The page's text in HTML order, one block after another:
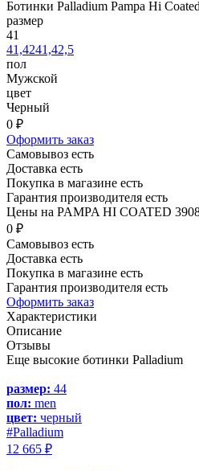
Ботинки Palladium Pampa Hi
размер
41
41,4241,42,5
пол
Мужской
цвет
Черный
0 ₽
Оформить заказ
Самовывоз есть
Доставка есть
Покупка в магазине есть
Гарантия производителя есть
Цены на PAMPA HI COATED
0 ₽
Самовывоз есть
Доставка есть
Покупка в магазине есть
Гарантия производителя есть
Оформить заказ
Характеристики
Описание
Отзывы
Еще высокие ботинки Palladium
размер: 44
пол: men
цвет: черный
#Palladium
12 665 ₽